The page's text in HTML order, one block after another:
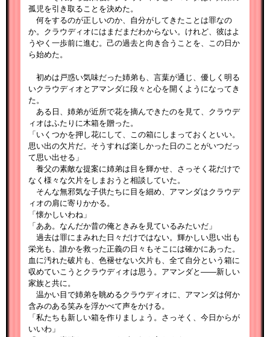
孤児を引き取ることを決めた。
何をするのが正しいのか、自分がしてきたことは罪なの
か。クラウディオにはまだまだわからない。けれど、彼はよ
うやく一歩前に進む。己の過去と向き合うことを、この日か
ら始めた。
初めは戸惑い気味だった姉弟も、言葉が通じ、優しく明る
いクラウディオとアマンダに段々と心を開くようになってき
た。
ある日、姉弟が近所で花を摘んできたのを見て、クラウデ
ィオはふたりに木箱を贈った。
「いくつかを押し花にして、この箱にしまっておくといい。
思い出の欠片だ。そうすれば楽しかった日のことがいつだっ
て思い出せる」
養父の素敵な提案に姉弟は目を輝かせ、さっそく花だけで
なく様々な欠片をしまおうと相談していた。
そんな無邪気な子供たちに目を細め、アマンダはクラウデ
ィオの肩に寄りかかる。
「懐かしいわね」
「ああ。なんだか昔の俺ときみを見ているみたいだ」
過去は罪にまみれた日々だけではない。輝かしい思い出も
栄光も、誰かを救った正義の日々もそこには確かにあった。
血に汚れた破片も、色褪せない欠片も、全て自分という箱に
収めていこうとクラウディオは思う。アマンダと――新しい
家族と共に。
温かい目で姉弟を眺めるクラウディオに、アマンダは何か
含みのある笑みを浮かべて声をかける。
「私たちも新しい箱を作りましょう。さっそく、今日からが
いいわ」